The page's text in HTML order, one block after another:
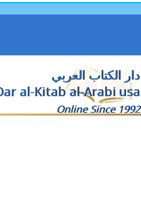
دار الكتاب العربي
al-Kitab al-Arabi usa
Online Since 1992